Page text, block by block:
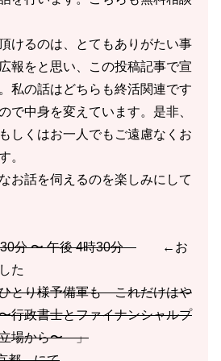
けるのは、とてもありがたい事
報をと思い、この投稿記事で宣
私の話はどちらも終活関連です
で中身を変えています。是非、
しくはお一人でもご遠慮なくお
。
お話を伺えるのを楽しみにして
分 〜 午後 4時30分 ←お
た
とり様予備軍も これだけはや
行政書士とファイナンシャルプ
場から〜 」